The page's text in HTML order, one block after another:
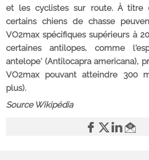
et les cyclistes sur route. À titre
certains chiens de chasse
VO2max spécifiques supérieurs à
certaines antilopes, comme
antelope' (Antilocapra americana),
VO2max pouvant atteindre 300
plus).
Source Wikipédia